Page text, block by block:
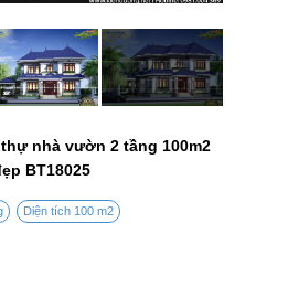
nhà vườn 2 tầng 100m2
BT18025
Diện tích 100 m2